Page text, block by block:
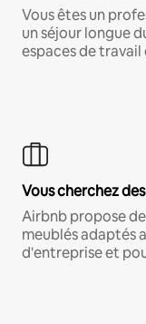
Vous êtes un
un séjour longue
espaces de travail
Vous cherchez
Airbnb propose
meublés adaptés
d'entreprise et